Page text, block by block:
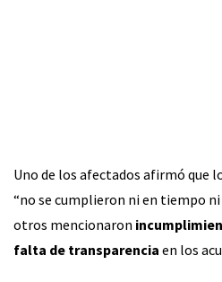
Uno de los afectados afirmó que
“no se cumplieron ni en tiempo
otros mencionaron
falta de transparencia en los